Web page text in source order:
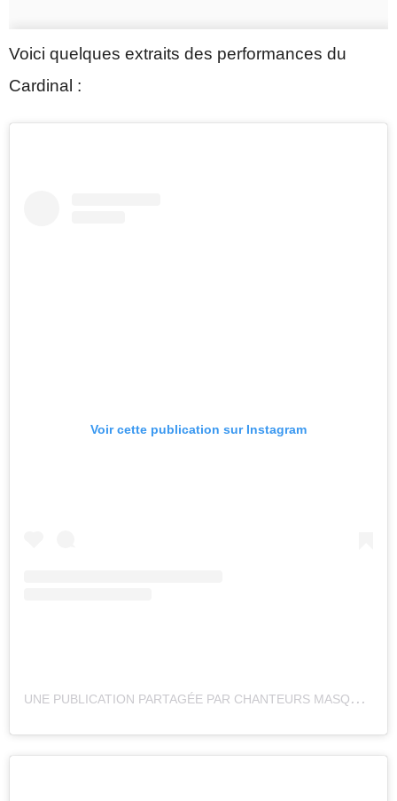
Voici quelques extraits des performances du
Cardinal :
Voir cette publication sur Instagram
U
NE PUBLICATION PARTAGÉE PAR CHANTEURS MASQUÉS (@CHANTEURSMASQUESTVA)